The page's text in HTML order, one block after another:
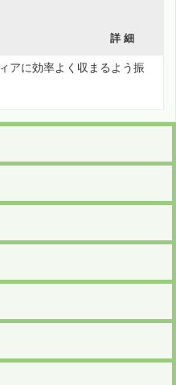
詳 細
アに効率よく収まるよう振